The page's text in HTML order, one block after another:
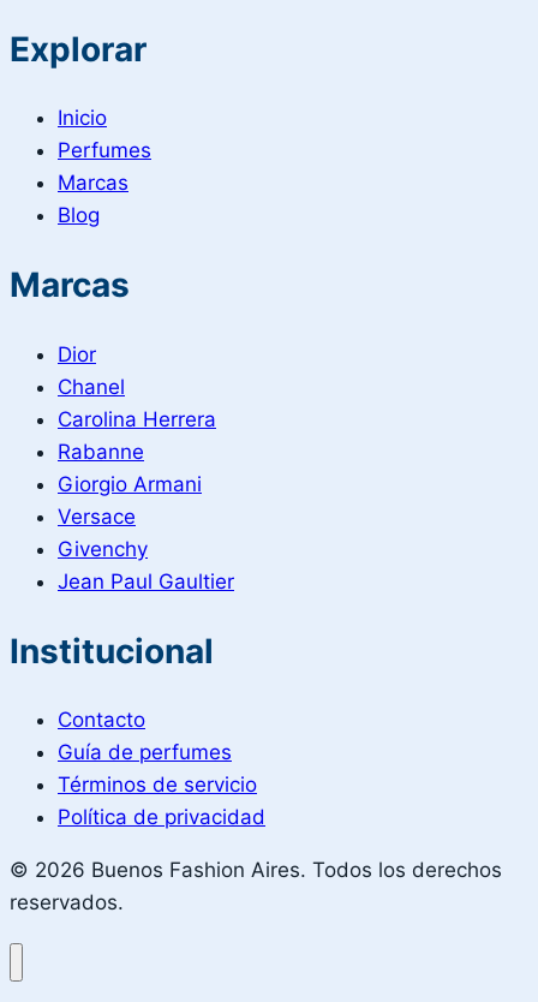
Explorar
Inicio
Perfumes
Marcas
Blog
Marcas
Dior
Chanel
Carolina Herrera
Rabanne
Giorgio Armani
Versace
Givenchy
Jean Paul Gaultier
Institucional
Contacto
Guía de perfumes
Términos de servicio
Política de privacidad
© 2026 Buenos Fashion Aires. Todos los derechos
reservados.